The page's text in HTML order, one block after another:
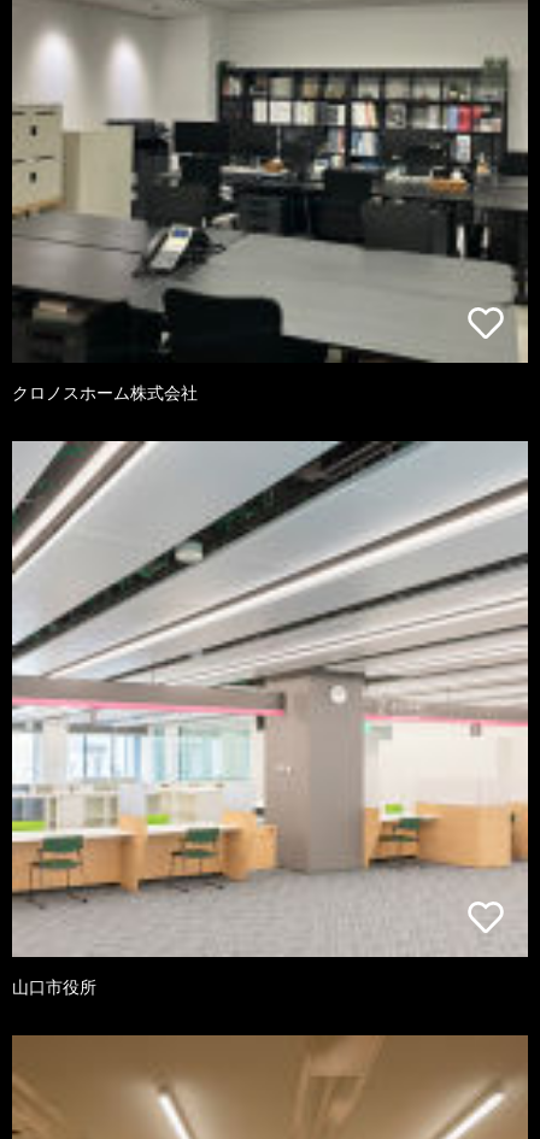
クロノスホーム株式会社
山口市役所